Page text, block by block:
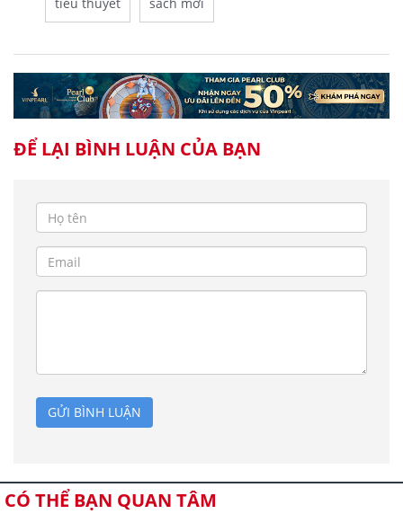
ĐỂ LẠI BÌNH LUẬN CỦA BẠN
GỬI BÌNH LUẬN
CÓ THỂ BẠN QUAN TÂM